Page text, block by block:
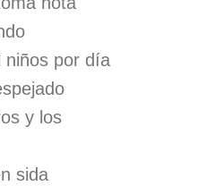
niños por día
y los
sida